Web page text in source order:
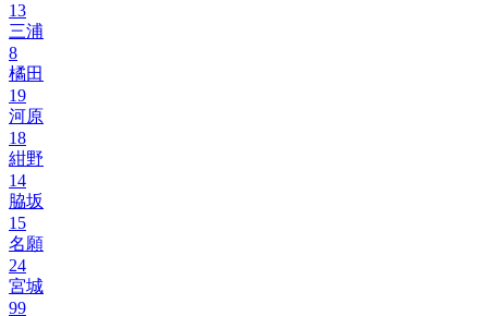
13
三浦
8
橘田
19
河原
18
紺野
14
脇坂
15
名願
24
宮城
99